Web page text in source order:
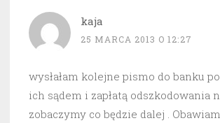
kaja
25 MARCA 2013 O 12:27
wysłałam kolejne pismo do banku
ich sądem i zapłatą odszkodowania
zobaczymy co będzie dalej .